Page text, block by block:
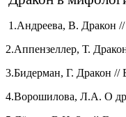
1.Андреева, В. Дракон
2.Аппензеллер, Т.
3.Бидерман, Г. Дракон //
4.Ворошилова, Л.А. О